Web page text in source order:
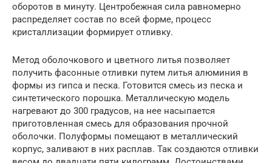
оборотов в минуту. Центробежная сила равномерно
распределяет состав по всей форме, процесс
кристаллизации формирует отливку.
Метод оболочкового и цветного литья позволяет
получить фасонные отливки путем литья алюминия в
формы из гипса и песка. Готовится смесь из песка и
синтетического порошка. Металлическую модель
нагревают до 300 градусов, на нее насыпается
приготовленная смесь для образования прочной
оболочки. Полуформы помещают в металлический
корпус, заливают в них расплав. Так создаются отливки